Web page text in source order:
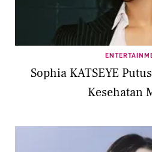
Sophia KATSEYE
Kesehatan